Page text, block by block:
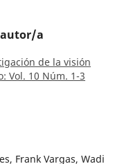
autor/a
de la visión
Vol. 10 Núm. 1-3
Frank Vargas, Wadi